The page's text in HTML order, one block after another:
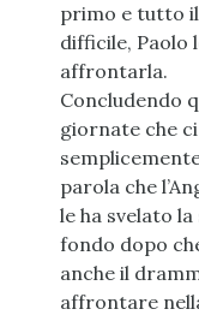
primo e tutto
difficile, Paolo
affrontarla.
Concludendo
giornate che
parola che
le ha svelato
fondo dopo
anche il
affrontare